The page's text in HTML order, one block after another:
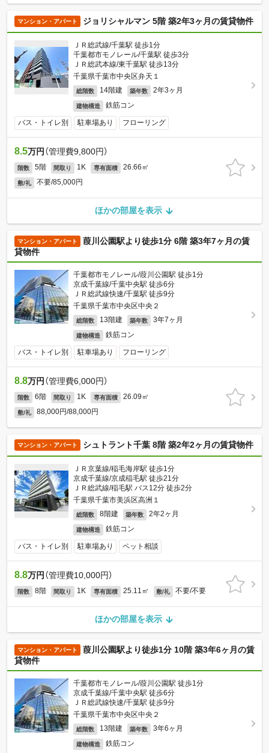
マンション・アパート ジョリシャルマン 5階 築2年3ヶ月の賃貸物件
ＪＲ総武線/千葉駅 徒歩1分
千葉都市モノレール/千葉駅 徒歩3分
ＪＲ総武本線/東千葉駅 徒歩13分
千葉県千葉市中央区弁天１
総階数 14階建 築年数 2年3ヶ月
建物構造 鉄筋コン
バス・トイレ別 駐車場あり フローリング
8.5万円 （管理費9,800円）
階数 5階 間取り 1K 専有面積 26.66㎡
敷/礼 不要/85,000円
ほかの部屋を表示
マンション・アパート
葭川公園駅より徒歩1分 6階 築3年7ヶ月の賃
貸物件
千葉都市モノレール/葭川公園駅 徒歩1分
京成千葉線/千葉中央駅 徒歩6分
ＪＲ総武線快速/千葉駅 徒歩9分
千葉県千葉市中央区中央２
総階数 13階建 築年数 3年7ヶ月
建物構造 鉄筋コン
バス・トイレ別 駐車場あり フローリング
8.8万円 （管理費6,000円）
階数 6階 間取り 1K 専有面積 26.09㎡
敷/礼 88,000円/88,000円
マンション・アパート シュトラント千葉 8階 築2年2ヶ月の賃貸物件
ＪＲ京葉線/稲毛海岸駅 徒歩1分
京成千葉線/京成稲毛駅 徒歩21分
ＪＲ総武線/稲毛駅 バス12分 徒歩2分
千葉県千葉市美浜区高洲１
総階数 8階建 築年数 2年2ヶ月
建物構造 鉄筋コン
バス・トイレ別 駐車場あり ペット相談
8.8万円 （管理費10,000円）
階数 8階 間取り 1K 専有面積 25.11㎡ 敷/礼 不要/不要
ほかの部屋を表示
マンション・アパート
葭川公園駅より徒歩1分 10階 築3年6ヶ月の賃
貸物件
千葉都市モノレール/葭川公園駅 徒歩1分
京成千葉線/千葉中央駅 徒歩6分
ＪＲ総武線快速/千葉駅 徒歩9分
千葉県千葉市中央区中央２
総階数 13階建 築年数 3年6ヶ月
建物構造 鉄筋コン